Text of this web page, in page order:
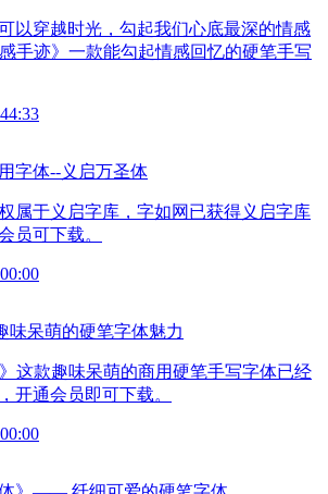
以穿越时光，勾起我们心底最深的情感
手迹》一款能勾起情感回忆的硬笔手写
字体--义启万圣体
属于义启字库，字如网已获得义启字库
员可下载。
味呆萌的硬笔字体魅力
这款趣味呆萌的商用硬笔手写字体已经
开通会员即可下载。